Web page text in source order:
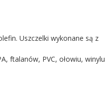
Uszczelki wykonane są z
ftalanów, PVC, ołowiu, winylu